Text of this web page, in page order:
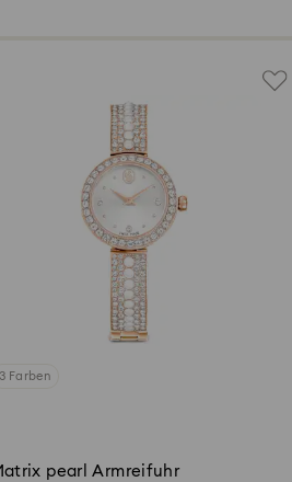
3 Farben
pearl Armreifuhr